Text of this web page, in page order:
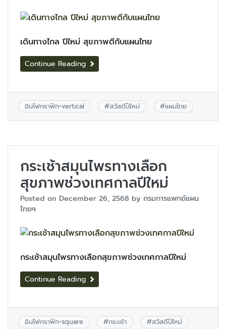
เดินทางไกล ปีใหม่ สุขภาพดีกับแผนไทย
Continue Reading
อินโฟกราฟิก-vertical #สวัสดีปีใหม่ #แผนไทย
กระเช้าสมุนไพรทางเลือก
สุขภาพช่วงเทศกาลปีใหม่
Posted on December 26, 2568 by กรมการแพทย์แผน
ไทยฯ
กระเช้าสมุนไพรทางเลือกสุขภาพช่วงเทศกาลปีใหม่
Continue Reading
อินโฟกราฟิก-square #กระเช้า #สวัสดีปีใหม่